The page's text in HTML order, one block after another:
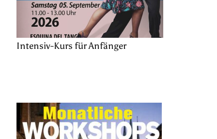
Intensiv-Kurs für Anfänger